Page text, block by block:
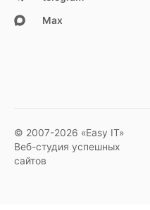
Max
© 2007-2026 «Easy IT»
Веб-студия успешных
сайтов